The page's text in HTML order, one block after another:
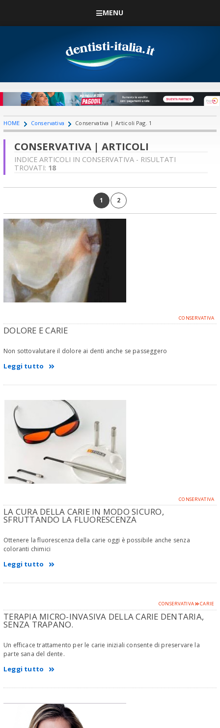
MENU
HOME Conservativa Conservativa | Articoli Pag. 1
CONSERVATIVA | ARTICOLI
INDICE ARTICOLI IN CONSERVATIVA - RISULTATI
TROVATI: 18
1 2
CONSERVATIVA
DOLORE E CARIE
Non sottovalutare il dolore ai denti anche se passeggero
Leggi tutto
CONSERVATIVA
LA CURA DELLA CARIE IN MODO SICURO,
SFRUTTANDO LA FLUORESCENZA
Ottenere la fluorescenza della carie oggi è possibile anche senza
coloranti chimici
Leggi tutto
CONSERVATIVA CARIE
TERAPIA MICRO-INVASIVA DELLA CARIE DENTARIA,
SENZA TRAPANO.
Un efficace trattamento per le carie iniziali consente di preservare la
parte sana del dente.
Leggi tutto